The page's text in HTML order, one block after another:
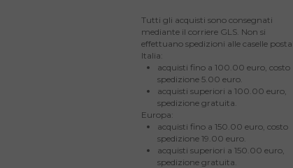
Tutti gli acquisti sono consegnati
mediante il corriere GLS. Non si
effettuano spedizioni alle caselle
Italia:
acquisti fino a 100.00 euro, costo
spedizione 5.00 euro.
acquisti superiori a 100.00 euro,
spedizione gratuita.
Europa:
acquisti fino a 150.00 euro, costo
spedizione 19.00 euro.
acquisti superiori a 150.00 euro,
spedizione gratuita.